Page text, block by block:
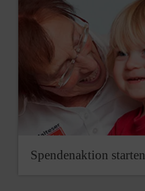
Spendenaktion starten